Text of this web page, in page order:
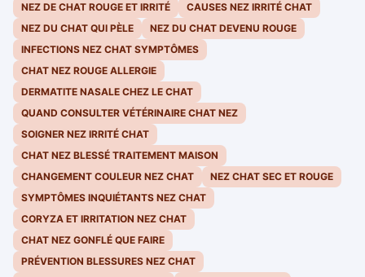
NEZ DE CHAT ROUGE ET IRRITÉ
CAUSES NEZ IRRITÉ CHAT
NEZ DU CHAT QUI PÈLE
NEZ DU CHAT DEVENU ROUGE
INFECTIONS NEZ CHAT SYMPTÔMES
CHAT NEZ ROUGE ALLERGIE
DERMATITE NASALE CHEZ LE CHAT
QUAND CONSULTER VÉTÉRINAIRE CHAT NEZ
SOIGNER NEZ IRRITÉ CHAT
CHAT NEZ BLESSÉ TRAITEMENT MAISON
CHANGEMENT COULEUR NEZ CHAT
NEZ CHAT SEC ET ROUGE
SYMPTÔMES INQUIÉTANTS NEZ CHAT
CORYZA ET IRRITATION NEZ CHAT
CHAT NEZ GONFLÉ QUE FAIRE
PRÉVENTION BLESSURES NEZ CHAT